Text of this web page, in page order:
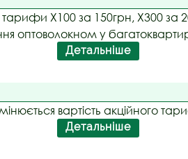
Х100 за 150грн, Х300 за
оптоволокном у
Детальніше
вартість акційного
Детальніше